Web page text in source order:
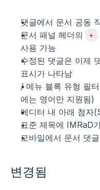
댓글에서 문서 공동
문서 패널 헤더의
+
사용 가능
수정된 댓글은 이제
표시가 나타남
/ 메뉴 블록 유형 필
에는 영어만 지원됨)
에디터 내 아래 첨자
표준 제목에 IMRaD
모바일에서 문서 댓
변경됨